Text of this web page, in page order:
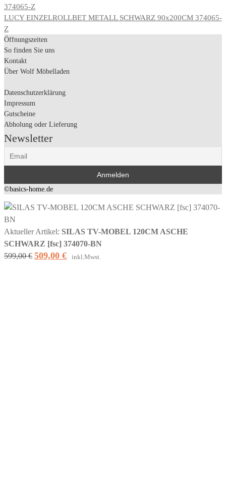
LUCY EINZELROLLBET METALL SCHWARZ 90x200CM 374065-
Z
Öffnungszeiten
So finden Sie uns
Kontakt
Über Wolf Möbelladen
Datenschutzerklärung
Impressum
Gutscheine
Abholung oder Lieferung
Newsletter
©basics-home.de
Aktueller Artikel: SILAS TV-MOBEL 120CM ASCHE
SCHWARZ [fsc] 374070-BN
599,00€ Ursprünglicher
509,00 €Aktueller
inkl.Mwst.